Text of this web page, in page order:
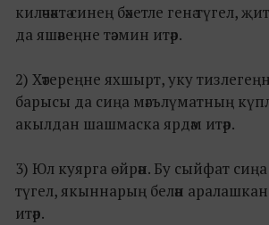
киләчәктә синең бәхетле генә түгел,
да яшәвеңне тәэмин итәр.
2) Хәтереңне яхшырт, уку
барысы да сиңа мәгълүматның
акылдан шашмаска ярдәм итәр.
3) Юл куярга өйрән. Бу сыйфат сиңа
түгел, якыннарың белән
итәр.